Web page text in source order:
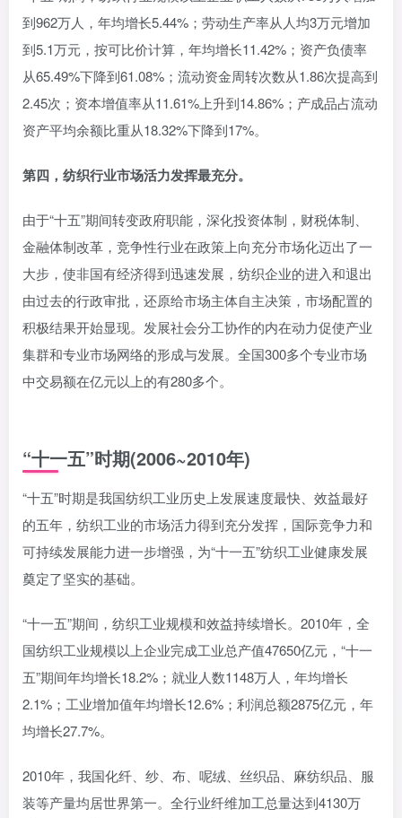
到962万人，年均增长5.44%；劳动生产率从人均3万元增加
到5.1万元，按可比价计算，年均增长11.42%；资产负债率
从65.49%下降到61.08%；流动资金周转次数从1.86次提高到
2.45次；资本增值率从11.61%上升到14.86%；产成品占流动
资产平均余额比重从18.32%下降到17%。
第四，纺织行业市场活力发挥最充分。
由于“十五”期间转变政府职能，深化投资体制，财税体制、
金融体制改革，竞争性行业在政策上向充分市场化迈出了一
大步，使非国有经济得到迅速发展，纺织企业的进入和退出
由过去的行政审批，还原给市场主体自主决策，市场配置的
积极结果开始显现。发展社会分工协作的内在动力促使产业
集群和专业市场网络的形成与发展。全国300多个专业市场
中交易额在亿元以上的有280多个。
“十一五”时期(2006~2010年)
“十五”时期是我国纺织工业历史上发展速度最快、效益最好
的五年，纺织工业的市场活力得到充分发挥，国际竞争力和
可持续发展能力进一步增强，为“十一五”纺织工业健康发展
奠定了坚实的基础。
“十一五”期间，纺织工业规模和效益持续增长。2010年，全
国纺织工业规模以上企业完成工业总产值47650亿元，“十一
五”期间年均增长18.2%；就业人数1148万人，年均增长
2.1%；工业增加值年均增长12.6%；利润总额2875亿元，年
均增长27.7%。
2010年，我国化纤、纱、布、呢绒、丝织品、麻纺织品、服
装等产量均居世界第一。全行业纤维加工总量达到4130万